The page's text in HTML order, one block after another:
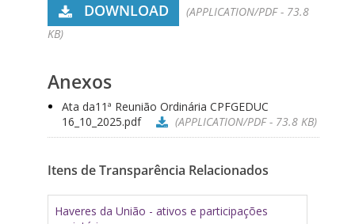
DOWNLOAD
(APPLICATION/PDF - 73.8
KB)
Anexos
Ata da11ª Reunião Ordinária CPFGEDUC
16_10_2025.pdf
(APPLICATION/PDF - 73.8 KB)
Itens de Transparência Relacionados
Haveres da União - ativos e participações